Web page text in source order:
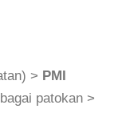
> PMI
patokan >